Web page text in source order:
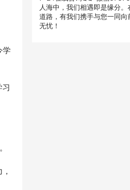
学
人海中，我们相遇即是缘分。
道路，有我们携手与您一同向
无忧！